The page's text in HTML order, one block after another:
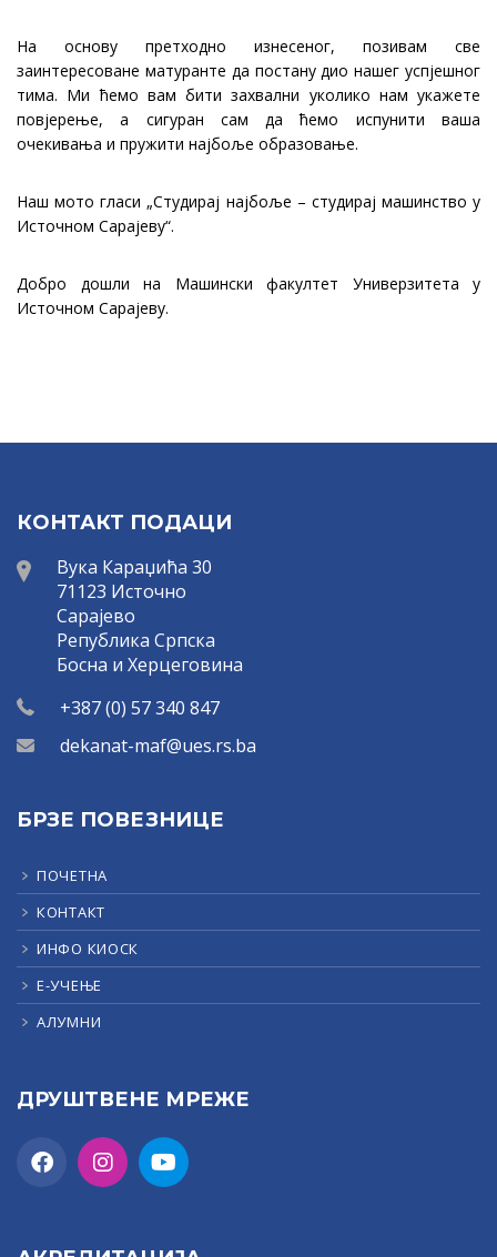
На основу претходно изнесеног, позивам све
заинтересоване матуранте да постану дио нашег успјешног
тима. Ми ћемо вам бити захвални уколико нам укажете
повјерење, а сигуран сам да ћемо испунити ваша
очекивања и пружити најбоље образовање.
Наш мото гласи „Студирај најбоље – студирај машинство у
Источном Сарајеву“.
Добро дошли на Машински факултет Универзитета у
Источном Сарајеву.
КОНТАКТ ПОДАЦИ
Вука Караџића 30
71123 Источно
Сарајево
Република Српска
Босна и Херцеговина
+387 (0) 57 340 847
dekanat-maf@ues.rs.ba
БРЗЕ ПОВЕЗНИЦЕ
ПОЧЕТНА
КОНТАКТ
ИНФО КИОСК
Е-УЧЕЊЕ
АЛУМНИ
ДРУШТВЕНЕ МРЕЖЕ